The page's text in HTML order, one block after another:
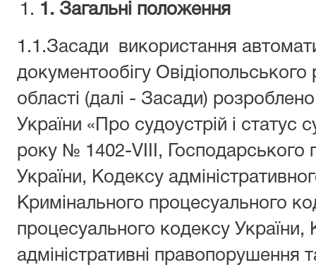
1 . Загальні положення
1.1.Засади використання
документообігу
області (далі - Засади)
України «Про судоустрій і статус
року № 1402-VIII, Господарського
України, Кодексу
Кримінального процесуального
процесуального кодексу України,
адміністративні правопорушення